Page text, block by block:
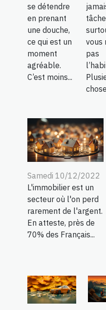
se détendre
en prenant
une douche,
ce qui est un
moment
agréable.
C’est moins...
vous
pas
Samedi 10/12/2022
L'immobilier est un
secteur où l'on perd
rarement de l'argent.
En atteste, près de
70% des Français...